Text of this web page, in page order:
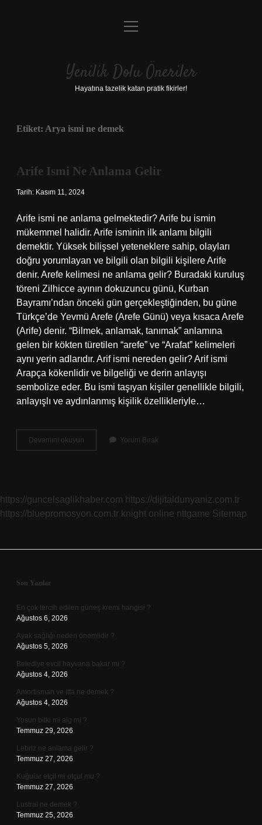
Anasayfa
Yasal Uyarı
menüyü
Yenilik Dolu Öneriler
Hayatına tazelik katan pratik fikirler!
Etiket: Arya ismi ne demek
Arife Ismi Ne Anlama Gelir
Tarih: Kasım 11, 2024
Arife ismi ne anlama gelmektedir? Arife bu ismin
mükemmel halidir. Arife isminin ilk anlamı bilgili
demektir. Yüksek bilişsel yeteneklere sahip, olayları
doğru yorumlayan ve bilgili olan bilgili kişilere Arife
denir. Arefe kelimesi ne anlama gelir? Buradaki kuruluş
töreni Zilhicce ayının dokuzuncu günü, Kurban
Bayramı’ndan önceki gün gerçekleştiğinden, bu güne
Türkçe’de Yevmü Arefe (Arefe Günü) veya kısaca Arefe
(Arife) denir. “Bilmek, anlamak, tanımak” anlamına
gelen bir kökten türetilen “arefe” ve “Arafat” kelimeleri
aynı yerin adlarıdır. Arif ismi nereden gelir? Arif ismi
Arapça kökenlidir ve bilgeliği ve derin anlayışı
sembolize eder. Bu ismi taşıyan kişiler genellikle bilgili,
anlayışlı ve aydınlanmış kişilik özellikleriyle…
Devamını okuyun
Ismi
Yorum Bırak
https://guncelsaglikhaber.com https://dijitaldunyaniz.com.tr
https://bluepromosyon.com.tr knight online nttgame Sitemap
Sidebar
Son Yazılar
En çok tercih edilen güneş kremi hangisi ?
Ağustos 6, 2026
Ayak sağlığı neden önemlidir ?
Ağustos 5, 2026
Belediye evcil hayvana bakar mı ?
Ağustos 4, 2026
Amortisman ve itfa ne demek ?
Ağustos 4, 2026
Yosun bitki mi alg mi ?
Temmuz 29, 2026
Lebriz ne anlama gelir ?
Temmuz 27, 2026
Kuğular etçil mi otçul mu ?
Temmuz 27, 2026
Lustral ne demek ?
Temmuz 25, 2026